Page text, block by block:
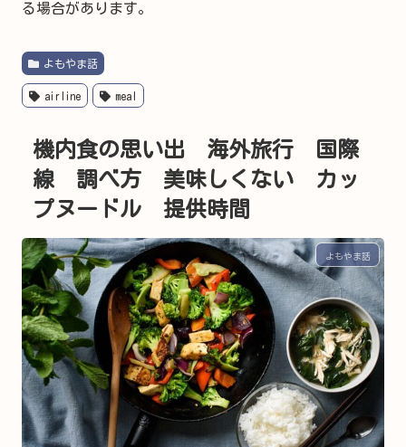
る場合があります。
よもやま話
airline meal
機内食の思い出 海外旅行 国際
線 調べ方 美味しくない カッ
プヌードル 提供時間
よもやま話